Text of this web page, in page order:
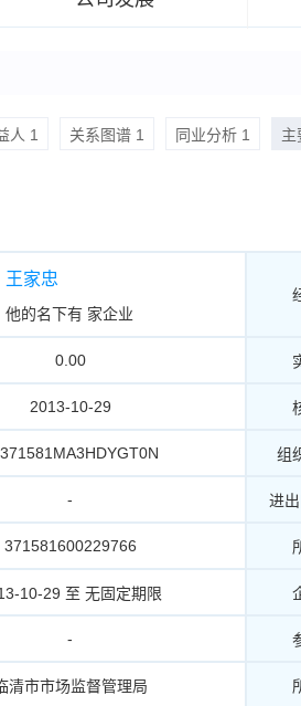
人 1 关系图谱 1 同业分析 1 主
王家忠
他的名下有 家企业
0.00
2013-10-29
组
- 进
371581600229766
10-29 至 无固定期限
-
清市市场监督管理局